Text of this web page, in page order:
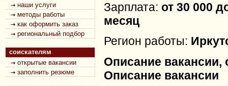
наши услуги
методы работы
как оформить заказ
региональный подбор
соискателям
открытые вакансии
заполнить резюме
Зарплата: от 30 000
месяц
Регион работы:
Описание вакансии,
Описание вакансии